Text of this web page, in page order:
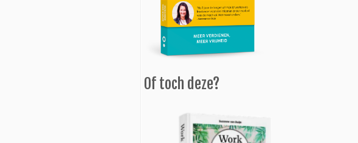
Of toch deze?